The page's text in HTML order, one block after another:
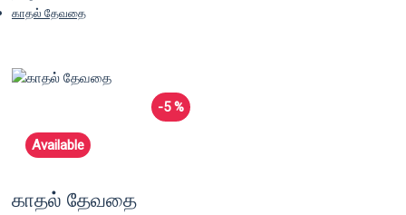
காதல் தேவதை
-5 %
Available
காதல் தேவதை